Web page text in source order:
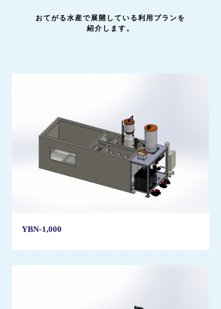
おてがる水産で展開している利用プランを
​​​​​​​紹介します。
YBN-1,000